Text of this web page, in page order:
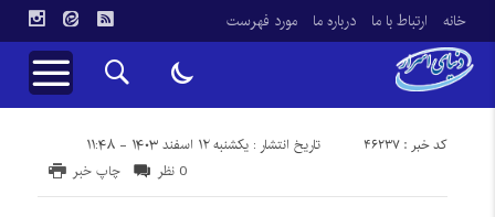
خانه ارتباط با ما درباره ما مورد فهرست
تاریخ انتشار : یکشنبه ۱۲ اسفند ۱۴۰۳ - ۱۱:۴۸ کد خبر : 46237
چاپ خبر 0 نظر